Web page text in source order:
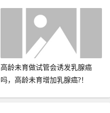
高龄未育做试管会诱发乳腺癌
吗，高龄未育增加乳腺癌?！